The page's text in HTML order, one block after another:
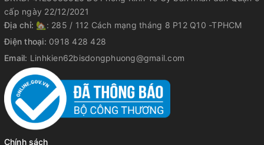
cấp ngày 22/12/2021
Địa chỉ: 🏡: 285 / 112 Cách mạng tháng 8 P12 Q10 -TPHCM
Điện thoại: 0918 428 428
Email: Linhkien62bisdongphuong@gmail.com
Chính sách